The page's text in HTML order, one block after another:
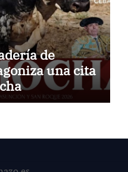
de
una cita